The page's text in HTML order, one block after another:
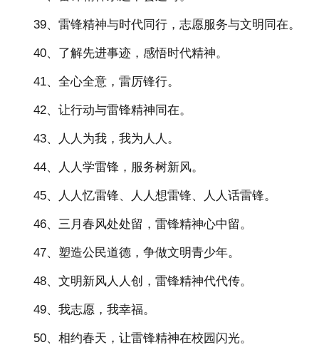
39、雷锋精神与时代同行，志愿服务与文明同在。
40、了解先进事迹，感悟时代精神。
41、全心全意，雷厉锋行。
42、让行动与雷锋精神同在。
43、人人为我，我为人人。
44、人人学雷锋，服务树新风。
45、人人忆雷锋、人人想雷锋、人人话雷锋。
46、三月春风处处留，雷锋精神心中留。
47、塑造公民道德，争做文明青少年。
48、文明新风人人创，雷锋精神代代传。
49、我志愿，我幸福。
50、相约春天，让雷锋精神在校园闪光。